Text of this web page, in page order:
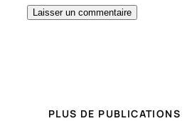
PLUS DE PUBLICATIONS